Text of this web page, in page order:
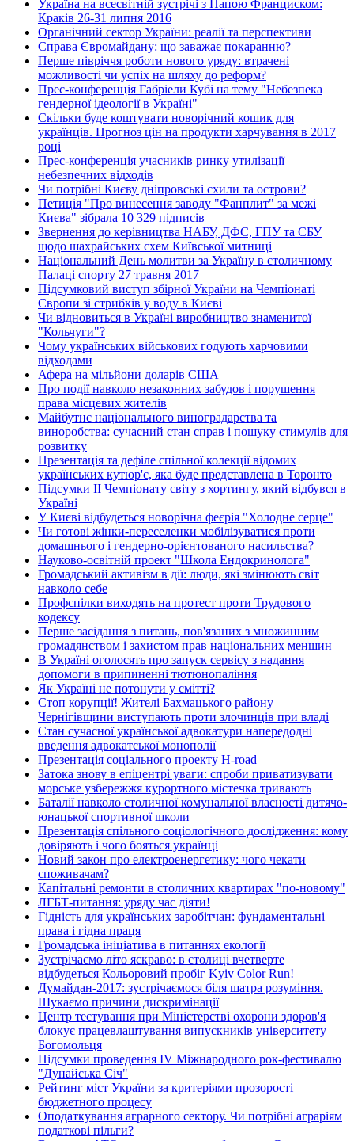
Україна на всесвітній зустрічі з Папою Франциском:
Краків 26-31 липня 2016
Органічний сектор України: реалії та перспективи
Справа Євромайдану: що заважає покаранню?
Перше півріччя роботи нового уряду: втрачені
можливості чи успіх на шляху до реформ?
Прес-конференція Габріели Кубі на тему "Небезпека
гендерної ідеології в Україні"
Скільки буде коштувати новорічний кошик для
українців. Прогноз цін на продукти харчування в 2017
році
Прес-конференція учасників ринку утилізації
небезпечних відходів
Чи потрібні Києву дніпровські схили та острови?
Петиція "Про винесення заводу "Фанплит" за межі
Києва" зібрала 10 329 підписів
Звернення до керівництва НАБУ, ДФС, ГПУ та СБУ
щодо шахрайських схем Київської митниці
Національний День молитви за Україну в столичному
Палаці спорту 27 травня 2017
Підсумковий виступ збірної України на Чемпіонаті
Європи зі стрибків у воду в Києві
Чи відновиться в Україні виробництво знаменитої
"Кольчуги"?
Чому українських військових годують харчовими
відходами
Афера на мільйони доларів США
Про події навколо незаконних забудов і порушення
права місцевих жителів
Майбутнє національного виноградарства та
виноробства: сучасний стан справ і пошуку стимулів для
розвитку
Презентація та дефіле спільної колекції відомих
українських кутюр'є, яка буде представлена в Торонто
Підсумки ІІ Чемпіонату світу з хортингу, який відбувся в
Україні
У Києві відбудеться новорічна феєрія "Холодне серце"
Чи готові жінки-переселенки мобілізуватися проти
домашнього і гендерно-орієнтованого насильства?
Науково-освітній проект "Школа Ендокринолога"
Громадський активізм в дії: люди, які змінюють світ
навколо себе
Профспілки виходять на протест проти Трудового
кодексу
Перше засідання з питань, пов'язаних з множинним
громадянством і захистом прав національних меншин
В Україні оголосять про запуск сервісу з надання
допомоги в припиненні тютюнопаління
Як Україні не потонути у смітті?
Стоп корупції! Жителі Бахмацького району
Чернігівщини виступають проти злочинців при владі
Стан сучасної української адвокатури напередодні
введення адвокатської монополії
Презентація соціального проекту H-road
Затока знову в епіцентрі уваги: спроби приватизувати
морське узбережжя курортного містечка тривають
Баталії навколо столичної комунальної власності дитячо-
юнацької спортивної школи
Презентація спільного соціологічного дослідження: кому
довіряють і чого бояться українці
Новий закон про електроенергетику: чого чекати
споживачам?
Капітальні ремонти в столичних квартирах "по-новому"
ЛГБТ-питання: уряду час діяти!
Гідність для українських заробітчан: фундаментальні
права і гідна праця
Громадська ініціатива в питаннях екології
Зустрічаємо літо яскраво: в столиці вчетверте
відбудеться Кольоровий пробіг Kyiv Color Run!
Думайдан-2017: зустрічаємося біля шатра розуміння.
Шукаємо причини дискримінації
Центр тестування при Міністерстві охорони здоров'я
блокує працевлаштування випускників університету
Богомольця
Підсумки проведення IV Міжнародного рок-фестивалю
"Дунайська Січ"
Рейтинг міст України за критеріями прозорості
бюджетного процесу
Оподаткування аграрного сектору. Чи потрібні аграріям
податкові пільги?